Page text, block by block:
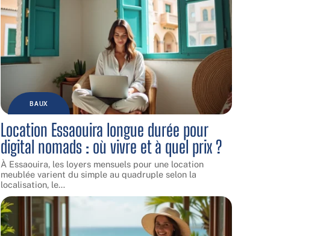
BAUX
Location Essaouira longue durée pour
digital nomads : où vivre et à quel prix ?
À Essaouira, les loyers mensuels pour une location
meublée varient du simple au quadruple selon la
localisation, le…